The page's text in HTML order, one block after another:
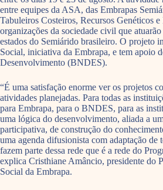
entre equipes da ASA, das Embrapas
Tabuleiros Costeiros, Recursos Genéticos
organizações da sociedade civil que
estados do Semiárido brasileiro. O projeto
Social, iniciativa da Embrapa, e tem apoio
Desenvolvimento (BNDES).
“É uma satisfação enorme ver os projetos
atividades planejadas. Para todas as
para Embrapa, para o BNDES, para as
uma lógica do desenvolvimento, aliada a
participativa, de construção do
uma agenda difusionista com adaptação de
fazem parte dessa rede que é a rede do
explica Cristhiane Amâncio, presidente do
Social da Embrapa.